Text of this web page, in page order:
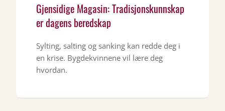
Gjensidige Magasin: Tradisjonskunnskap
er dagens beredskap
Sylting, salting og sanking kan redde deg i
en krise. Bygdekvinnene vil lære deg
hvordan.